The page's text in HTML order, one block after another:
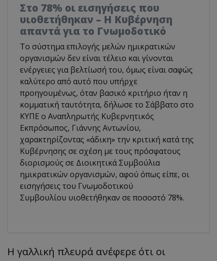
Στο 78% οι εισηγήσεις που
υιοθετήθηκαν – Η Κυβέρνηση
απαντά για το Γνωμοδοτικό
Το σύστημα επιλογής μελών ημικρατικών
οργανισμών δεν είναι τέλειο και γίνονται
ενέργειες για βελτίωσή του, όμως είναι σαφώς
καλύτερο από αυτό που υπήρχε
προηγουμένως, όταν βασικό κριτήριο ήταν η
κομματική ταυτότητα, δήλωσε το Σάββατο στο
ΚΥΠΕ ο Αναπληρωτής Κυβερνητικός
Εκπρόσωπος, Γιάννης Αντωνίου,
χαρακτηρίζοντας «άδικη» την κριτική κατά της
Κυβέρνησης σε σχέση με τους πρόσφατους
διορισμούς σε Διοικητικά Συμβούλια
ημικρατικών οργανισμών, αφού όπως είπε, οι
εισηγήσεις του Γνωμοδοτικού
Συμβουλίου υιοθετήθηκαν σε ποσοστό 78%.
Η γαλλική πλευρά ανέφερε ότι οι